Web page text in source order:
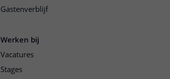
Gastenverblijf
Werken bij
Vacatures
Stages